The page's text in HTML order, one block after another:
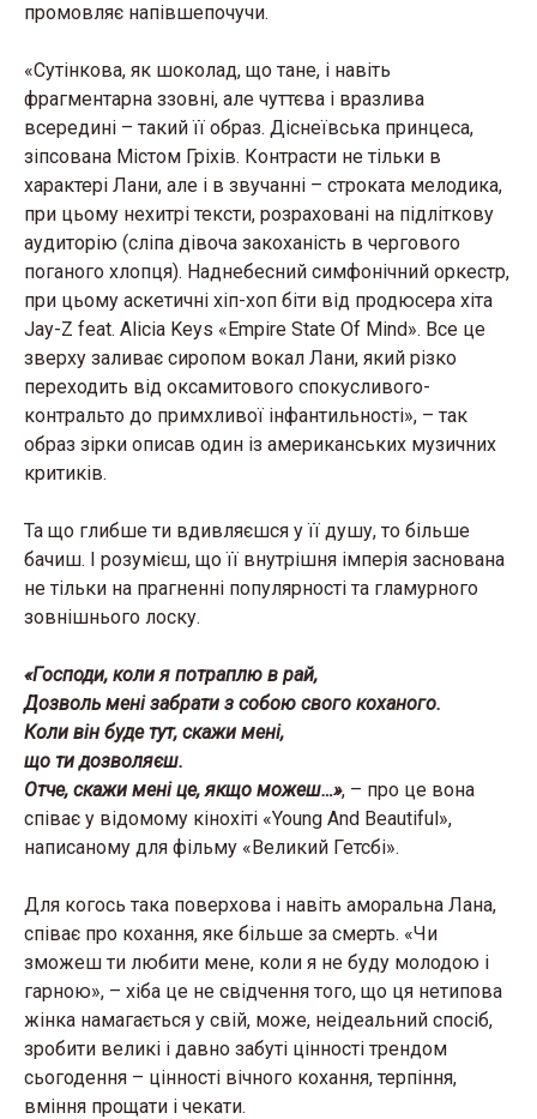
промовляє напівшепочучи.
«Сутінкова, як шоколад, що тане, і навіть
фрагментарна ззовні, але чуттєва і вразлива
всередині – такий її образ. Діснеївська принцеса,
зіпсована Містом Гріхів. Контрасти не тільки в
характері Лани, але і в звучанні – строката мелодика,
при цьому нехитрі тексти, розраховані на підліткову
аудиторію (сліпа дівоча закоханість в чергового
поганого хлопця). Наднебесний симфонічний оркестр,
при цьому аскетичні хіп-хоп біти від продюсера хіта
Jay-Z feat. Alicia Keys «Empire State Of Mind». Все це
зверху заливає сиропом вокал Лани, який різко
переходить від оксамитового спокусливого-
контральто до примхливої інфантильності», – так
образ зірки описав один із американських музичних
критиків.
Та що глибше ти вдивляєшся у її душу, то більше
бачиш. І розумієш, що її внутрішня імперія заснована
не тільки на прагненні популярності та гламурного
зовнішнього лоску.
«Господи, коли я потраплю в рай,
Дозволь мені забрати з собою свого коханого.
Коли він буде тут, скажи мені,
що ти дозволяєш.
Отче, скажи мені це, якщо можеш…», – про це вона
співає у відомому кінохіті «Young And Beautiful»,
написаному для фільму «Великий Гетсбі».
Для когось така поверхова і навіть аморальна Лана,
співає про кохання, яке більше за смерть. «Чи
зможеш ти любити мене, коли я не буду молодою і
гарною», – хіба це не свідчення того, що ця нетипова
жінка намагається у свій, може, неідеальний спосіб,
зробити великі і давно забуті цінності трендом
сьогодення – цінності вічного кохання, терпіння,
вміння прощати і чекати.